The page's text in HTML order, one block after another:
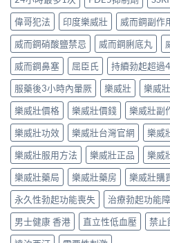
偉哥犯法
印度樂威壯 威而鋼副作
威而鋼硝酸鹽禁忌
威而鋼脷底丸
威而鋼鼻塞
屈臣氏
持續勃起超過
服藥後3小時內暈厥
樂威壯 樂威
樂威壯價格
樂威壯價錢 樂威壯副
樂威壯功效
樂威壯台灣官網 樂威
樂威壯服用方法
樂威壯正品 樂威
樂威壯藥局
樂威壯藥房 樂威壯購
永久性勃起功能喪失
治療勃起功能
男士健康 香港
直立性低血壓 禁止